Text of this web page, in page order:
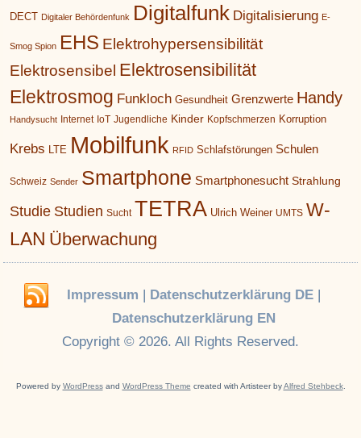
DECT Digitaler Behördenfunk Digitalfunk Digitalisierung E-
Smog Spion EHS Elektrohypersensibilität
Elektrosensibel Elektrosensibilität
Elektrosmog Funkloch Gesundheit Grenzwerte Handy
Handysucht Internet IoT Jugendliche Kinder Kopfschmerzen Korruption
Krebs LTE Mobilfunk RFID Schlafstörungen Schulen
Schweiz Sender Smartphone Smartphonesucht Strahlung
Studie Studien Sucht TETRA Ulrich Weiner UMTS W-
LAN Überwachung
Impressum Datenschutzerklärung DE|
Datenschutzerklärung EN
Copyright © 2026. All Rights Reserved.
Powered by WordPressand WordPress Theme created with Artisteer byAlfred Stehbeck.